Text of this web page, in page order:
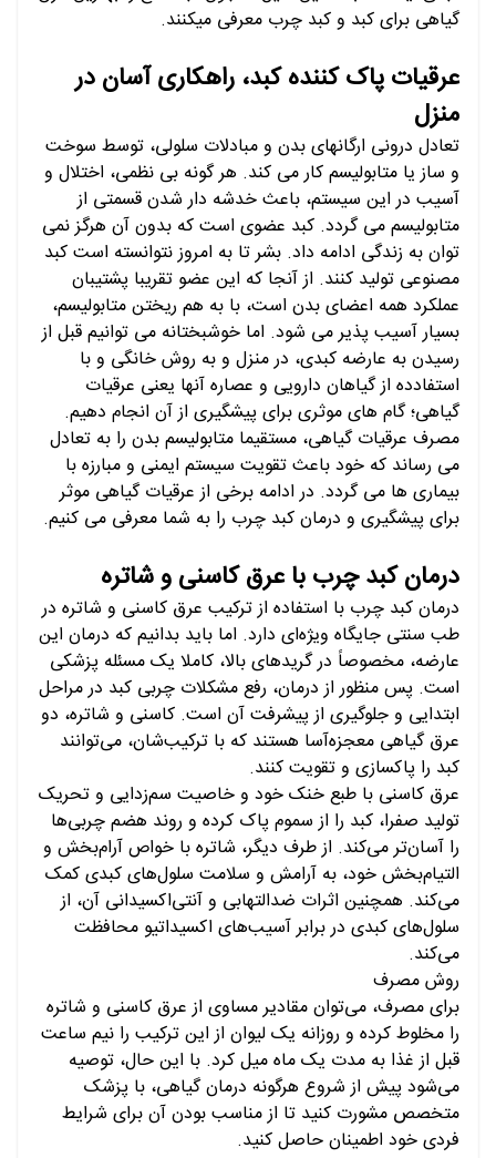
گیاهی برای کبد و کبد چرب معرفی میکنند.
عرقیات پاک کننده کبد، راهکاری آسان در
منزل
تعادل درونی ارگانهای بدن و مبادلات سلولی، توسط سوخت
و ساز یا متابولیسم کار می کند. هر گونه بی نظمی، اختلال و
آسیب در این سیستم، باعث خدشه دار شدن قسمتی از
متابولیسم می گردد. کبد عضوی است که بدون آن هرگز نمی
توان به زندگی ادامه داد. بشر تا به امروز نتوانسته است کبد
مصنوعی تولید کنند. از آنجا که این عضو تقریبا پشتیبان
عملکرد همه اعضای بدن است، با به هم ریختن متابولیسم،
بسیار آسیب پذیر می شود. اما خوشبختانه می توانیم قبل از
رسیدن به عارضه کبدی، در منزل و به روش خانگی و با
استفادده از گیاهان دارویی و عصاره آنها یعنی عرقیات
گیاهی؛ گام های موثری برای پیشگیری از آن انجام دهیم.
مصرف عرقیات گیاهی، مستقیما متابولیسم بدن را به تعادل
می رساند که خود باعث تقویت سیستم ایمنی و مبارزه با
بیماری ها می گردد. در ادامه برخی از عرقیات گیاهی موثر
برای پیشگیری و درمان کبد چرب را به شما معرفی می کنیم.
درمان کبد چرب با عرق کاسنی و شاتره
درمان کبد چرب با استفاده از ترکیب عرق کاسنی و شاتره در
طب سنتی جایگاه ویژه‌ای دارد. اما باید بدانیم که درمان این
عارضه، مخصوصاً در گریدهای بالا، کاملا یک مسئله پزشکی
است. پس منظور از درمان، رفع مشکلات چربی کبد در مراحل
ابتدایی و جلوگیری از پیشرفت آن است. کاسنی و شاتره، دو
عرق گیاهی معجزه‌آسا هستند که با ترکیب‌شان، می‌توانند
کبد را پاکسازی و تقویت کنند.
عرق کاسنی با طبع خنک خود و خاصیت سم‌زدایی و تحریک
تولید صفرا، کبد را از سموم پاک کرده و روند هضم چربی‌ها
را آسان‌تر می‌کند. از طرف دیگر، شاتره با خواص آرام‌بخش و
التیام‌بخش خود، به آرامش و سلامت سلول‌های کبدی کمک
می‌کند. همچنین اثرات ضدالتهابی و آنتی‌اکسیدانی آن، از
سلول‌های کبدی در برابر آسیب‌های اکسیداتیو محافظت
می‌کند.
روش مصرف
برای مصرف، می‌توان مقادیر مساوی از عرق کاسنی و شاتره
را مخلوط کرده و روزانه یک لیوان از این ترکیب را نیم ساعت
قبل از غذا به مدت یک ماه میل کرد. با این حال، توصیه
می‌شود پیش از شروع هرگونه درمان گیاهی، با پزشک
متخصص مشورت کنید تا از مناسب بودن آن برای شرایط
فردی خود اطمینان حاصل کنید.